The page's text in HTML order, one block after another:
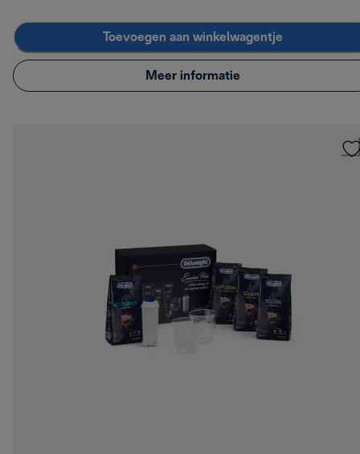
Toevoegen aan winkelwagentje
Meer informatie